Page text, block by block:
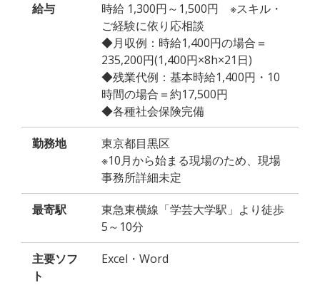
給与
時給 1,300円～1,500円 ※スキル・
ご経験に依り応相談
◆月収例：時給1,400円の場合＝
235,200円(1,400円×8h×21日)
◆残業代例：基本時給1,400円・10
時間の場合＝約17,500円
◆各種社会保険完備
勤務地
東京都目黒区
※10月から始まる現場のため、現場
事務所詳細未定
最寄駅
東急東横線「学芸大学駅」より徒歩
5～10分
主要ソフ
ト
Excel・Word